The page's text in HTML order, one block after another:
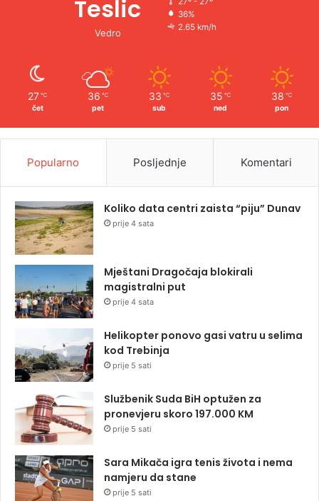
Teslic
Vedro
36%
2.65 km/h
27 ℃
čet
36 ℃
pet
33 ℃
sub
35 ℃
ned
38 ℃
pon
Popularno Posljednje Komentari
Koliko data centri zaista “piju” Dunav
prije 4 sata
Mještani Dragočaja blokirali
magistralni put
prije 4 sata
Helikopter ponovo gasi vatru u selima
kod Trebinja
prije 5 sati
Službenik Suda BiH optužen za
pronevjeru skoro 197.000 KM
prije 5 sati
Sara Mikača igra tenis života i nema
namjeru da stane
prije 5 sati